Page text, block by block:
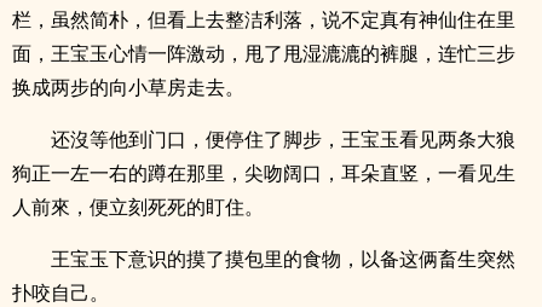
栏，虽然简朴，但看上去整洁利落，说不定真有神仙住在里
面，王宝玉心情一阵激动，甩了甩湿漉漉的裤腿，连忙三步
换成两步的向小草房走去。
还沒等他到门口，便停住了脚步，王宝玉看见两条大狼
狗正一左一右的蹲在那里，尖吻阔口，耳朵直竖，一看见生
人前來，便立刻死死的盯住。
王宝玉下意识的摸了摸包里的食物，以备这俩畜生突然
扑咬自己。